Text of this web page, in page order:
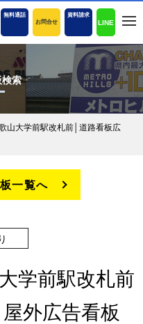
無料通話
お問合せ
資料請求
LINE
検索
山大学前駅改札前│道路看板広
一覧へ
学前駅改札前
外広告看板